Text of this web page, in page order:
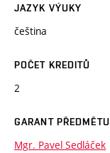
JAZYK VÝUKY
čeština
POČET KREDITŮ
2
GARANT PŘEDMĚTU
Mgr. Pavel Sedláček